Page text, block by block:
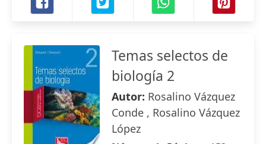
Temas selectos de
biología 2
Autor: Rosalino Vázquez
Conde , Rosalino Vázquez
López